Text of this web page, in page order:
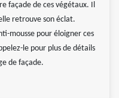
façade de ces végétaux. Il
retrouve son éclat.
mousse pour éloigner ces
le pour plus de détails
de façade.